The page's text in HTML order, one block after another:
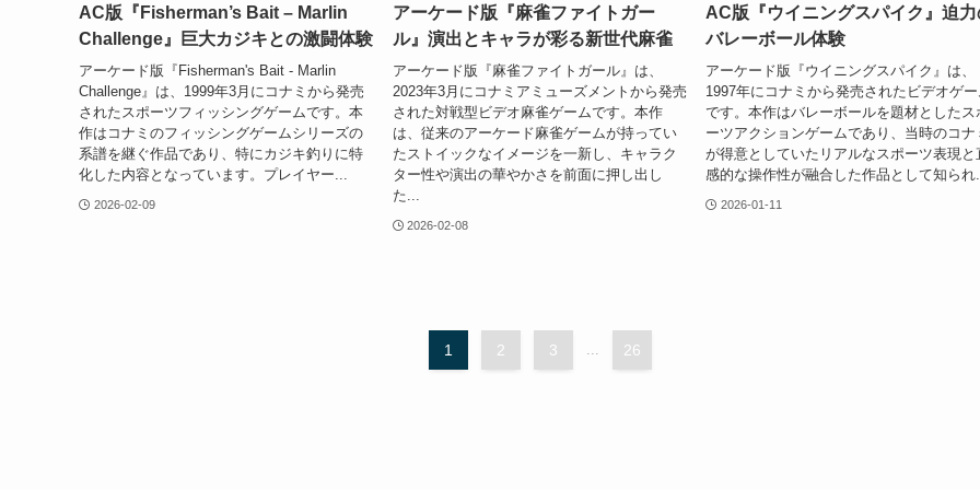
AC版『Fisherman’s Bait – Marlin
Challenge』巨大カジキとの激闘体験
アーケード版『Fisherman's Bait - Marlin
Challenge』は、1999年3月にコナミから発売
されたスポーツフィッシングゲームです。本
作はコナミのフィッシングゲームシリーズの
系譜を継ぐ作品であり、特にカジキ釣りに特
化した内容となっています。プレイヤー...
2026-02-09
アーケード版『麻雀ファイトガー
ル』演出とキャラが彩る新世代麻雀
アーケード版『麻雀ファイトガール』は、
2023年3月にコナミアミューズメントから発売
された対戦型ビデオ麻雀ゲームです。本作
は、従来のアーケード麻雀ゲームが持ってい
たストイックなイメージを一新し、キャラク
ター性や演出の華やかさを前面に押し出し
た...
2026-02-08
AC版『ウイニングスパイク』迫力
バレーボール体験
アーケード版『ウイニングスパイク』は、
1997年にコナミから発売されたビデオゲー
です。本作はバレーボールを題材としたス
ーツアクションゲームであり、当時のコナ
が得意としていたリアルなスポーツ表現と
感的な操作性が融合した作品として知られ...
2026-01-11
1 2 3 26